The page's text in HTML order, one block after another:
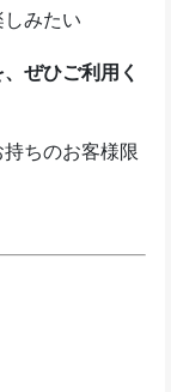
みたい
ぜひご利用く
ちのお客様限